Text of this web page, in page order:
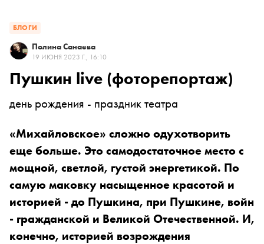
БЛОГИ
Полина Санаева
19 ИЮНЯ 2023 Г., 16:10
Пушкин live (фоторепортаж)
день рождения - праздник театра
«Михайловское» сложно одухотворить
еще больше. Это самодостаточное место с
мощной, светлой, густой энергетикой. По
самую маковку насыщенное красотой и
историей - до Пушкина, при Пушкине, войн
- гражданской и Великой Отечественной. И,
конечно, историей возрождения